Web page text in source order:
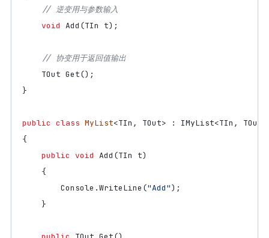
// 逆变用与参数输入
void Add (TIn t);
// 协变用于返回值输出
TOut Get();
}
public class MyList<TIn , TOut> : IMyList<TIn , TOut
{
public void Add (TIn t)
{
Console .WriteLine ("Add");
}